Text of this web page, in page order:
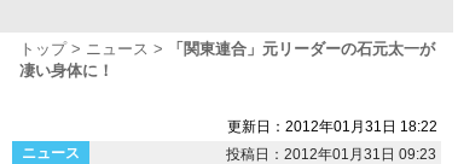
トップ ニュース
「関東連合」元リーダーの石元太一が
凄い身体に！
更新日：2012年01月31日 18:22
ニュース
投稿日：2012年01月31日 09:23